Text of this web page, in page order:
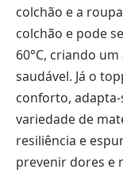
colchão e a
colchão e pode
60°C, criando
saudável. Já o
conforto,
variedade de
resiliência e
prevenir dores e